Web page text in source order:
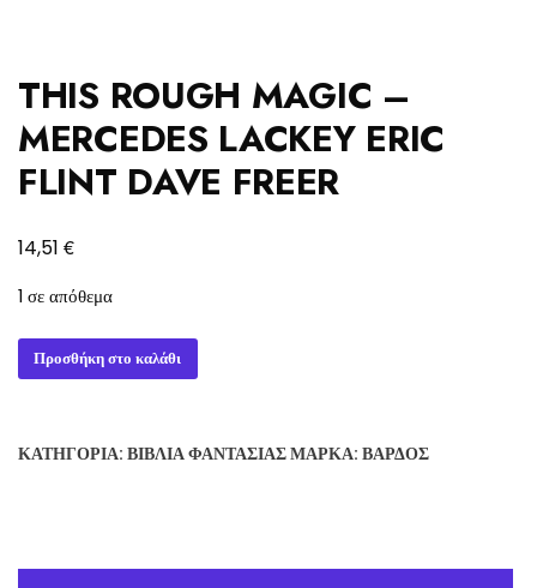
THIS ROUGH MAGIC –
MERCEDES LACKEY ERIC
FLINT DAVE FREER
14,51 €
1 σε απόθεμα
THIS
ROUGH
MERCEDES
Προσθήκη στο καλάθι
ΚΑΤΗΓΟΡΊΑ: ΒΙΒΛΊΑ ΦΑΝΤΑΣΊΑΣΜΆΡΚΑ: ΒΆΡΔΟΣ